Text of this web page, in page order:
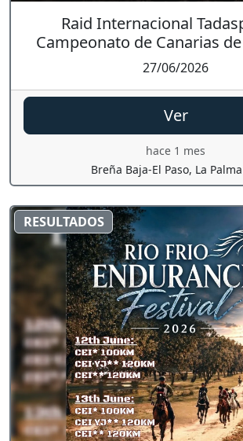
Raid Internacional
Campeonato de Canarias
27/06/2026
Ver
hace 1 mes
Breña Baja-El Paso, La
RESULTADOS